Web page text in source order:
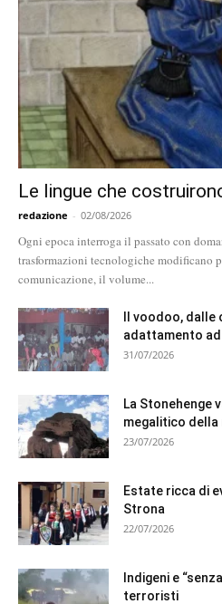
Le lingue che
redazione - 02/08/2026
Ogni epoca interroga il passato con
trasformazioni tecnologiche modificano
comunicazione, il volume...
Il voodoo,
adattamento
31/07/2026
La Stonehenge
megalitico della
23/07/2026
Estate ricca di
Strona
22/07/2026
Indigeni e
terroristi